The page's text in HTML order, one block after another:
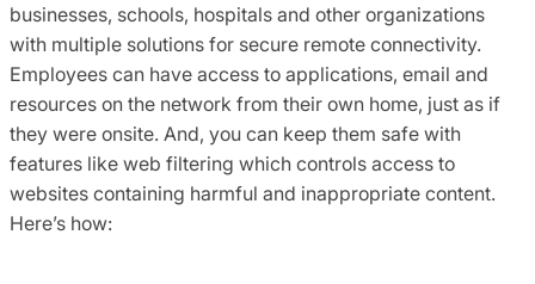
businesses, schools, hospitals and other organizations
with multiple solutions for secure remote connectivity.
Employees can have access to applications, email and
resources on the network from their own home, just as if
they were onsite. And, you can keep them safe with
features like web filtering which controls access to
websites containing harmful and inappropriate content.
Here’s how: